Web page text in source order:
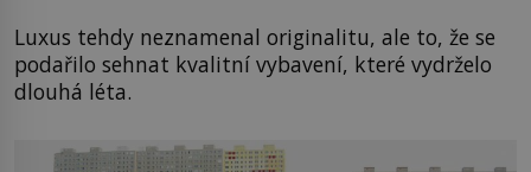
Luxus tehdy neznamenal originalitu, ale to, že se
podařilo sehnat kvalitní vybavení, které vydrželo
dlouhá léta.